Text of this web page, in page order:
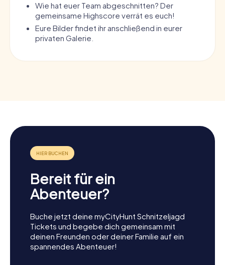
Wie hat euer Team abgeschnitten? Der
gemeinsame Highscore verrät es euch!
Eure Bilder findet ihr anschließend in eurer
privaten Galerie.
Bereit für ein
Abenteuer?
Buche jetzt deine myCityHunt Schnitzeljagd
Tickets und begebe dich gemeinsam mit
deinen Freunden oder deiner Familie auf ein
spannendes Abenteuer!